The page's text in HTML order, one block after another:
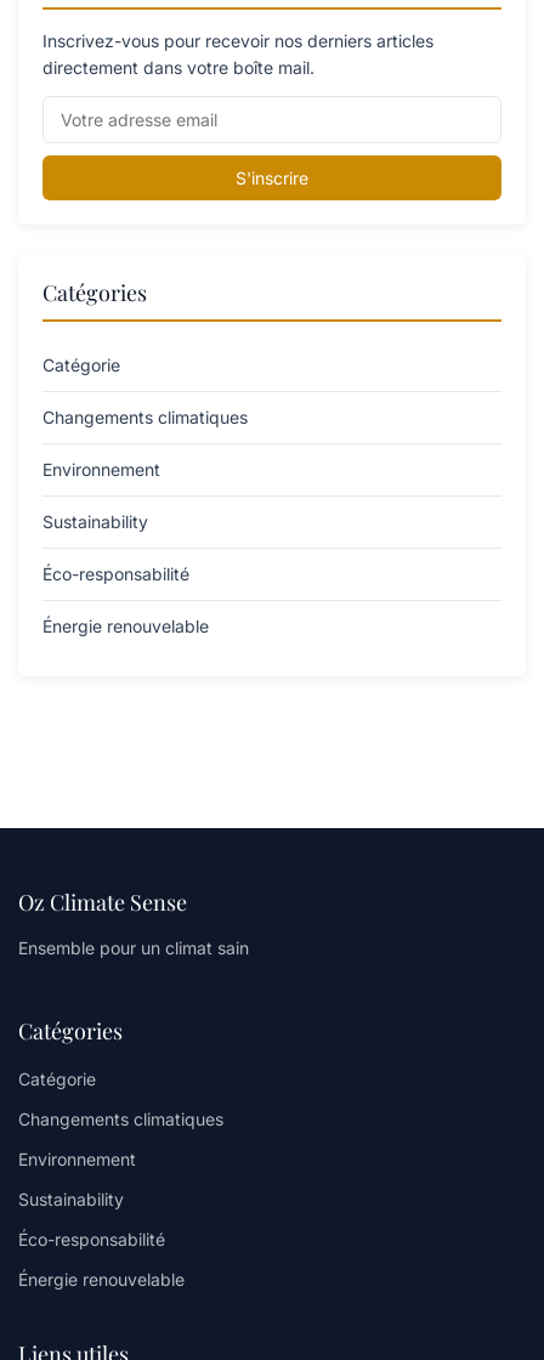
Inscrivez-vous pour recevoir nos derniers articles
directement dans votre boîte mail.
S'inscrire
Catégories
Catégorie
Changements climatiques
Environnement
Sustainability
Éco-responsabilité
Énergie renouvelable
Oz Climate Sense
Ensemble pour un climat sain
Catégories
Catégorie
Changements climatiques
Environnement
Sustainability
Éco-responsabilité
Énergie renouvelable
Liens utiles